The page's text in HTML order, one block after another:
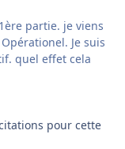
partie. je viens
Je suis
quel effet cela
pour cette